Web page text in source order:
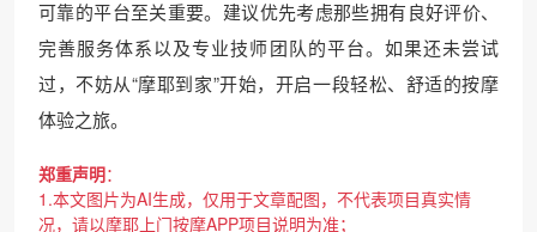
可靠的平台至关重要。建议优先考虑那些拥有良好评价、
完善服务体系以及专业技师团队的平台。如果还未尝试
过，不妨从“摩耶到家”开始，开启一段轻松、舒适的按摩
体验之旅。
郑重声明：
1.本文图片为AI生成，仅用于文章配图，不代表项目真实情
况，请以摩耶上门按摩APP项目说明为准；